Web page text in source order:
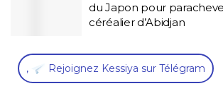
du Japon pour
céréalier d’Abidjan
, Rejoignez Kessiya sur Télégram